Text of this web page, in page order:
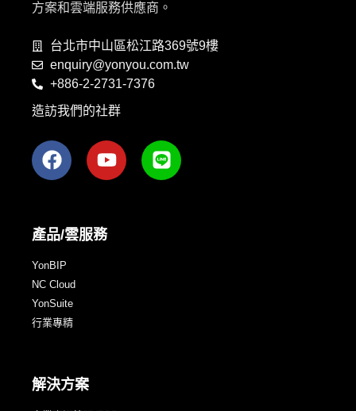
方案和雲端服務供應商。
台北市中山區松江路369號9樓
enquiry@yonyou.com.tw
+886-2-2731-7376
造訪我們的社群
產品/雲服務
YonBIP
NC Cloud
YonSuite
行業專精
解決方案